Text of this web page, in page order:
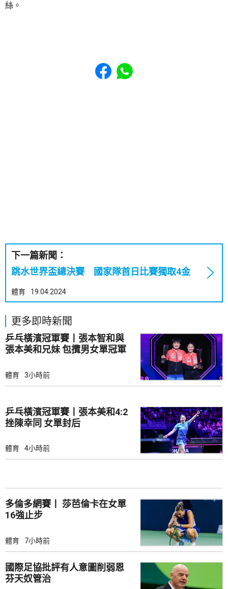
絲。
Share to Facebook
Share to WhatsApp
下一篇新聞：
跳水世界盃總決賽 國家隊首日比賽獨取4金
體育 19.04.2024
更多即時新聞
乒乓橫濱冠軍賽丨張本智和與
張本美和兄妹 包攬男女單冠軍
體育 3小時前
乒乓橫濱冠軍賽丨張本美和4:2
挫陳幸同 女單封后
體育 4小時前
多倫多網賽丨 莎芭倫卡在女單
16強止步
體育 7小時前
國際足協批評有人意圖削弱恩
芬天奴管治